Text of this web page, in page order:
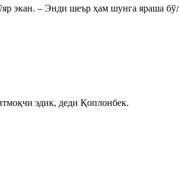
экан. – Энди шеър ҳам шунга яраша
эдик, деди Қоплонбек.